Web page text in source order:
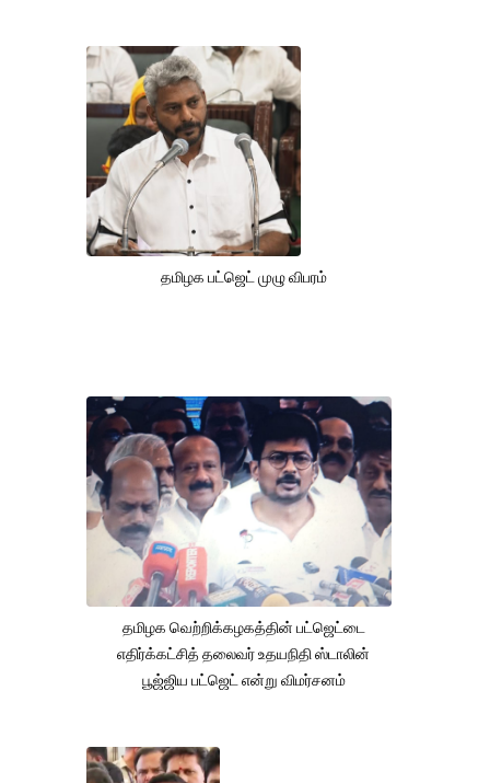
தமிழக பட்ஜெட் முழு விபரம்
தமிழக வெற்றிக்கழகத்தின் பட்ஜெட்டை
எதிர்க்கட்சித் தலைவர் உதயநிதி ஸ்டாலின்
பூஜ்ஜிய பட்ஜெட் என்று விமர்சனம்